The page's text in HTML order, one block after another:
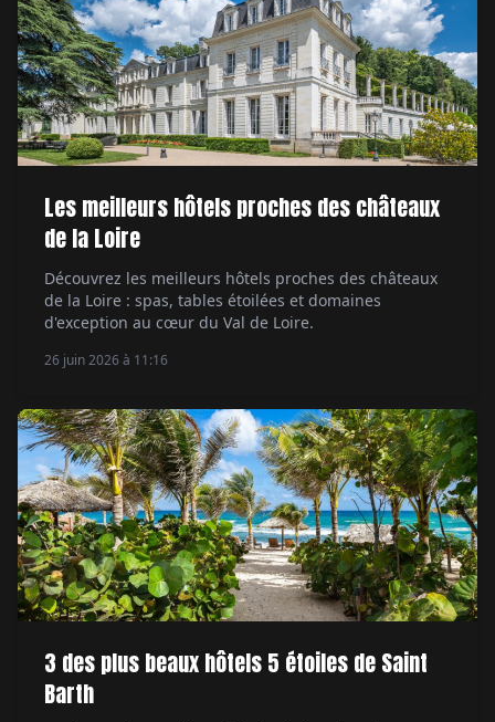
Les meilleurs hôtels proches des châteaux
de la Loire
Découvrez les meilleurs hôtels proches des châteaux
de la Loire : spas, tables étoilées et domaines
d'exception au cœur du Val de Loire.
26 juin 2026 à 11:16
3 des plus beaux hôtels 5 étoiles de Saint
Barth